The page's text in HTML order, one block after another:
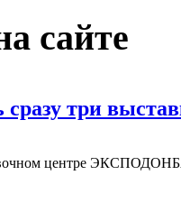
сайте
три
центре